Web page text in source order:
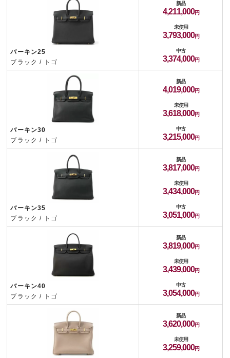
バーキン25
ブラック / トゴ
新品
4,211,000
未使用
3,793,000
中古
3,374,000
バーキン30
ブラック / トゴ
新品
4,019,000
未使用
3,618,000
中古
3,215,000
バーキン35
ブラック / トゴ
新品
3,817,000
未使用
3,434,000
中古
3,051,000
バーキン40
ブラック / トゴ
新品
3,819,000
未使用
3,439,000
中古
3,054,000
新品
3,620,000
未使用
3,259,000